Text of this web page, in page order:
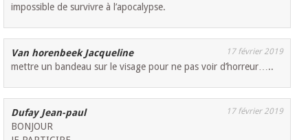
impossible de survivre à l’apocalypse.
Van horenbeek Jacqueline 17 février 2019
mettre un bandeau sur le visage pour ne pas voir d’horreur…..
Dufay Jean-paul 17 février 2019
BONJOUR